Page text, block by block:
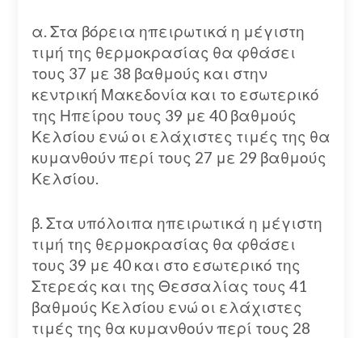
α. Στα βόρεια ηπειρωτικά η μέγιστη
τιμή της θερμοκρασίας θα φθάσει
τους 37 με 38 βαθμούς και στην
κεντρική Μακεδονία και το εσωτερικό
της Ηπείρου τους 39 με 40 βαθμούς
Κελσίου ενώ οι ελάχιστες τιμές της θα
κυμανθούν περί τους 27 με 29 βαθμούς
Κελσίου.
β. Στα υπόλοιπα ηπειρωτικά η μέγιστη
τιμή της θερμοκρασίας θα φθάσει
τους 39 με 40 και στο εσωτερικό της
Στερεάς και της Θεσσαλίας τους 41
βαθμούς Κελσίου ενώ οι ελάχιστες
τιμές της θα κυμανθούν περί τους 28